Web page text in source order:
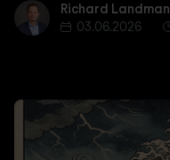
Richard Landman
Richard Landman
03.06.2026